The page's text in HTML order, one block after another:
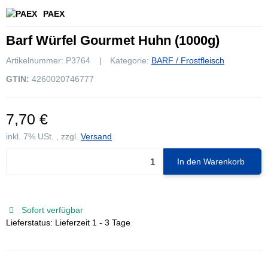
PAEX
Barf Würfel Gourmet Huhn (1000g)
Artikelnummer: P3764 Kategorie: BARF / Frostfleisch
GTIN: 4260020746777
7,70 €
inkl. 7% USt. , zzgl. Versand
In den Warenkorb
Sofort verfügbar
Lieferstatus: Lieferzeit 1 - 3 Tage